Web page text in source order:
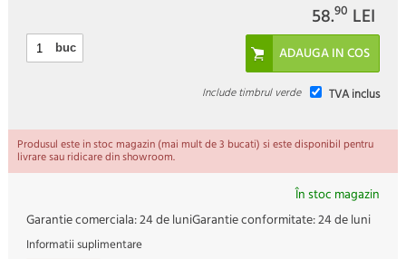
58.90 LEI
buc
TVA inclus
Include timbrul verde
Produsul este in stoc magazin (mai mult de 3 bucati) si este disponibil pentru
livrare sau ridicare din showroom.
În stoc magazin
Garantie comerciala:24 de luniGarantie conformitate:24 de luni
Informatii suplimentare